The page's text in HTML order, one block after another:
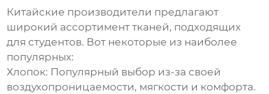
Китайские производители предлагают
широкий ассортимент тканей, подходящих
для студентов. Вот некоторые из наиболее
популярных:
Хлопок: Популярный выбор из-за своей
воздухопроницаемости, мягкости и комфорта.